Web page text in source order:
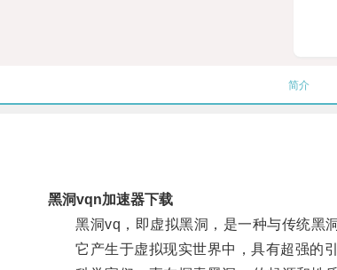
简介
黑洞vqn加速器下载
黑洞vq，即虚拟黑洞，是一种与传统黑洞
它产生于虚拟现实世界中，具有超强的引